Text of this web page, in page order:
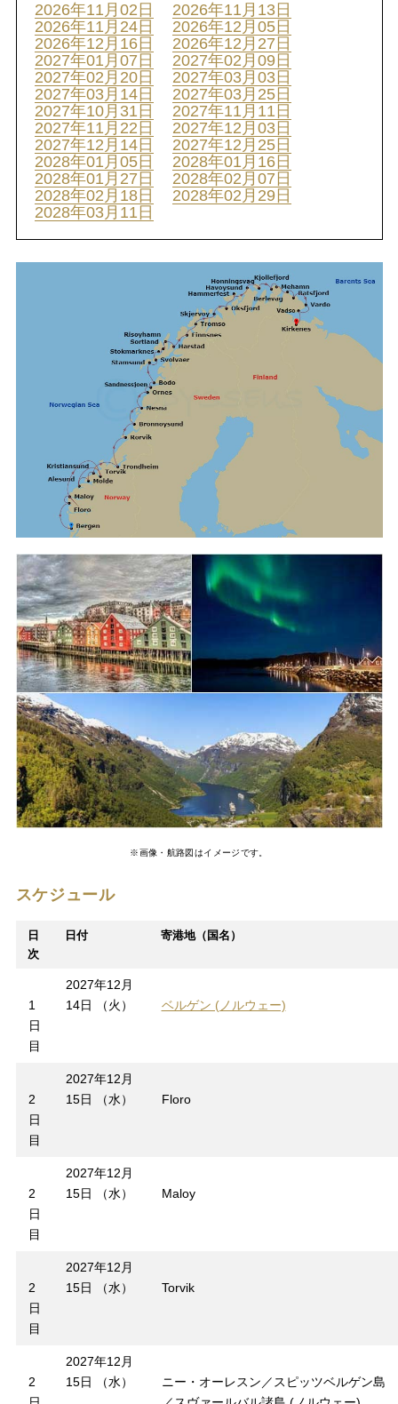
2026年11月02日
2026年11月13日
2026年11月24日
2026年12月05日
2026年12月16日
2026年12月27日
2027年01月07日
2027年02月09日
2027年02月20日
2027年03月03日
2027年03月14日
2027年03月25日
2027年10月31日
2027年11月11日
2027年11月22日
2027年12月03日
2027年12月14日
2027年12月25日
2028年01月05日
2028年01月16日
2028年01月27日
2028年02月07日
2028年02月18日
2028年02月29日
2028年03月11日
※画像・航路図はイメージです。
スケジュール
日
次
日付 寄港地（国名）
1
日
目
2027年12月
14日 （火）
ベルゲン (ノルウェー)
2
日
目
2027年12月
15日 （水）
Floro
2
日
目
2027年12月
15日 （水）
Maloy
2
日
目
2027年12月
15日 （水）
Torvik
2
2027年12月
15日 （水）
ニー・オーレスン／スピッツベルゲン島